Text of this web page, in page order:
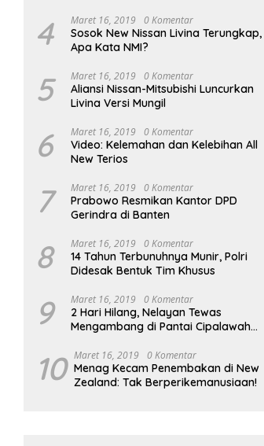
4 Maret 16, 2019 0 Komentar
Sosok New Nissan Livina Terungkap,
Apa Kata NMI?
5 Maret 16, 2019 0 Komentar
Aliansi Nissan-Mitsubishi Luncurkan
Livina Versi Mungil
6 Maret 16, 2019 0 Komentar
Video: Kelemahan dan Kelebihan All
New Terios
7 Maret 16, 2019 0 Komentar
Prabowo Resmikan Kantor DPD
Gerindra di Banten
8 Maret 16, 2019 0 Komentar
14 Tahun Terbunuhnya Munir, Polri
Didesak Bentuk Tim Khusus
9 Maret 16, 2019 0 Komentar
2 Hari Hilang, Nelayan Tewas
Mengambang di Pantai Cipalawah
10 Maret 16, 2019 0 Komentar
Menag Kecam Penembakan di New
Zealand: Tak Berperikemanusiaan!